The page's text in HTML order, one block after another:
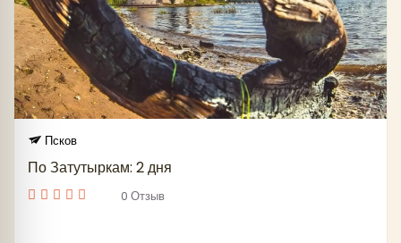
Псков
По Затутыркам: 2 дня
0 Отзыв